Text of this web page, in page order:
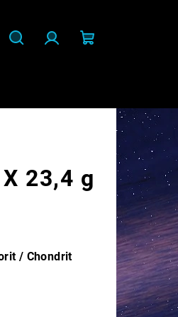
23,4 g
/ Chondrit